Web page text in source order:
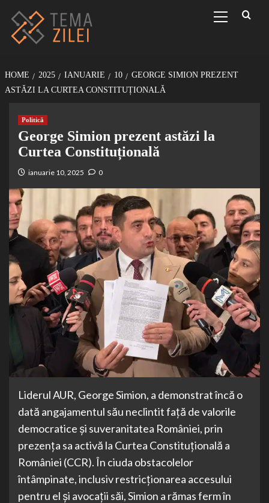
conținut
Menu
HOME 2025 IANUARIE 10
GEORGE SIMION PREZENT
ASTĂZI LA CURTEA CONSTITUȚIONALĂ
Politică
George Simion prezent astăzi la
Curtea Constituțională
ianuarie 10, 2025 0
Liderul AUR, George Simion, a demonstrat încă o
dată angajamentul său neclintit față de valorile
democratice și suveranitatea României, prin
prezența sa activă la Curtea Constituțională a
României (CCR). În ciuda obstacolelor
întâmpinate, inclusiv restricționarea accesului
pentru el și avocații săi, Simion a rămas ferm în